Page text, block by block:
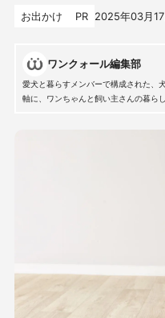
お出かけ PR 2025年03月17
ワンクォール編集部
愛犬と暮らすメンバーで構成された、
軸に、ワンちゃんと飼い主さんの暮ら